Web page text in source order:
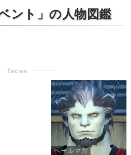
ント」の人物図鑑
faces
ヘールマガ